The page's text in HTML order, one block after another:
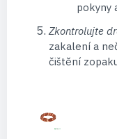
pokyny
Zkontrolujte
zakalení a
čištění